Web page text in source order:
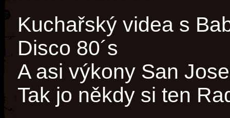
Kuchařský videa s
Disco 80´s
A asi výkony San
Tak jo někdy si ten